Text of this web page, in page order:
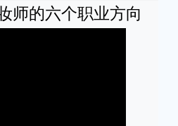
师的六个职业方向